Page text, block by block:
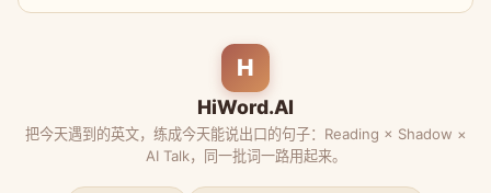
H
HiWord.AI
把今天遇到的英文，练成今天能说出口的句子：Reading × Shadow ×
AI Talk，同一批词一路用起来。